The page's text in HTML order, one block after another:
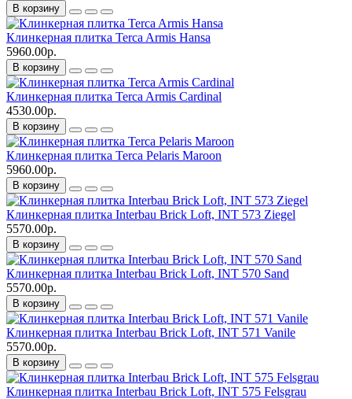
В корзину
Клинкерная плитка Terca Armis Hansa
5960.00р.
В корзину
Клинкерная плитка Terca Armis Cardinal
4530.00р.
В корзину
Клинкерная плитка Terca Pelaris Maroon
5960.00р.
В корзину
Клинкерная плитка Interbau Brick Loft, INT 573 Ziegel
5570.00р.
В корзину
Клинкерная плитка Interbau Brick Loft, INT 570 Sand
5570.00р.
В корзину
Клинкерная плитка Interbau Brick Loft, INT 571 Vanile
5570.00р.
В корзину
Клинкерная плитка Interbau Brick Loft, INT 575 Felsgrau